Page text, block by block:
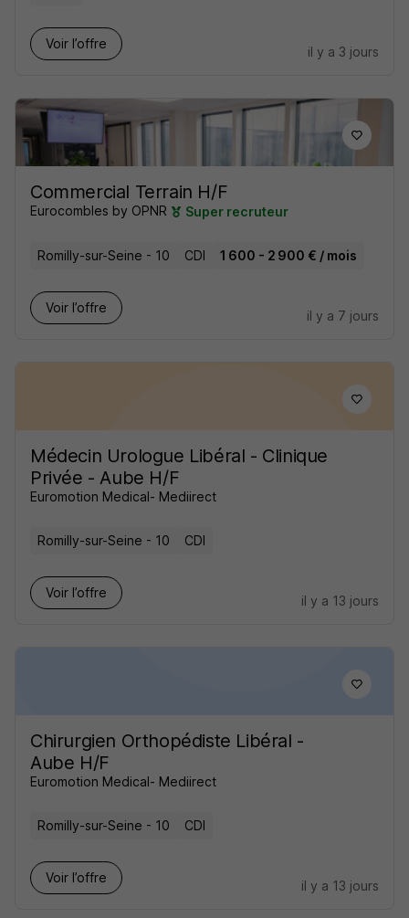
Voir l’offre
il y a 3 jours
Commercial Terrain H/F
Eurocombles by OPNR Super recruteur
Romilly-sur-Seine - 10 CDI 1 600 - 2 900 € / mois
Voir l’offre
il y a 7 jours
Médecin Urologue Libéral - Clinique
Privée - Aube H/F
Euromotion Medical- Mediirect
Romilly-sur-Seine - 10 CDI
Voir l’offre
il y a 13 jours
Chirurgien Orthopédiste Libéral -
Aube H/F
Euromotion Medical- Mediirect
Romilly-sur-Seine - 10 CDI
Voir l’offre
il y a 13 jours